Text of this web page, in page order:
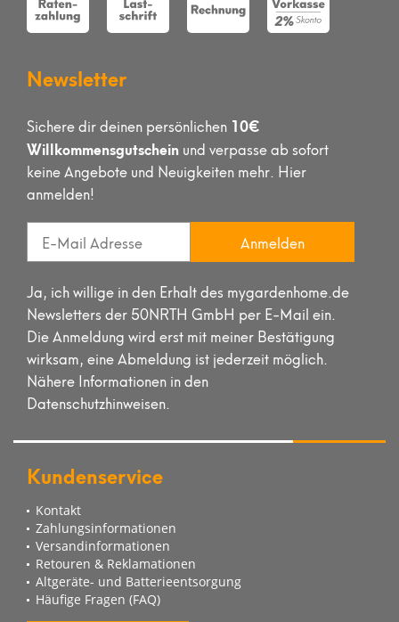
Newsletter
Sichere dir deinen persönlichen 10€
Willkommensgutschein und verpasse ab sofort
keine Angebote und Neuigkeiten mehr. Hier
anmelden!
Anmelden
Ja, ich willige in den Erhalt des mygardenhome.de
Newsletters der 50NRTH GmbH per E-Mail ein.
Die Anmeldung wird erst mit meiner Bestätigung
wirksam, eine Abmeldung ist jederzeit möglich.
Nähere Informationen in den
Datenschutzhinweisen.
Kundenservice
Kontakt
Zahlungsinformationen
Versandinformationen
Retouren & Reklamationen
Altgeräte- und Batterieentsorgung
Häufige Fragen (FAQ)